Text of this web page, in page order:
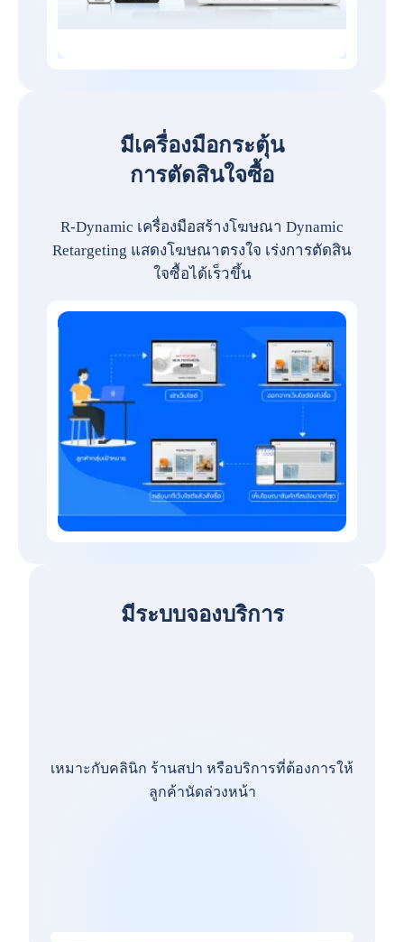
มีเครื่องมือกระตุ้น
การตัดสินใจซื้อ
R-Dynamic เครื่องมือสร้างโฆษณา Dynamic
Retargeting แสดงโฆษณาตรงใจ เร่งการตัดสิน
ใจซื้อได้เร็วขึ้น
มีระบบจองบริการ
เหมาะกับคลินิก ร้านสปา หรือบริการที่ต้องการให้
ลูกค้านัดล่วงหน้า